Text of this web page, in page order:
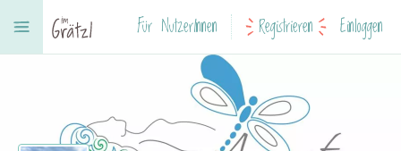
Für NutzerInnen Registrieren Einloggen